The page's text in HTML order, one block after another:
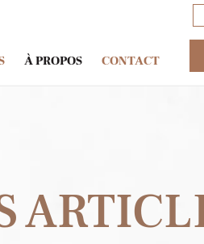
À PROPOS CONTACT